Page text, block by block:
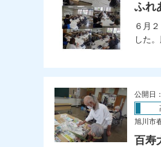
ふれ
６月
した
公開日
旭川市
百寿